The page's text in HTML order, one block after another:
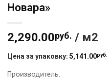
Новара»
2,290.00руб. / м2
Цена за упаковку: 5,141.00руб.
Производитель: